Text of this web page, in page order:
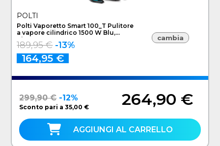
POLTI
Polti Vaporetto Smart 100_T Pulitore
a vapore cilindrico 1500 W Blu,
Bianco
189,95 € -13%
164,95 €
cambia
299,90 € -12%
Sconto pari a 35,00 € 264,90 €
AGGIUNGI AL CARRELLO